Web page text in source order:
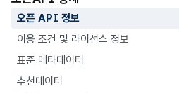
오픈 API 정보
이용 조건 및 라이선스 정보
표준 메타데이터
추천데이터